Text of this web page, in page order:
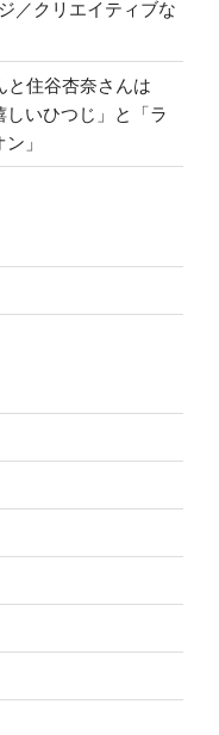
／クリエイティブな
と住谷杏奈さんは
しいひつじ」と「ラ
」